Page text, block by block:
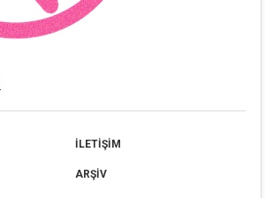
İLETİŞİM
ARŞİV